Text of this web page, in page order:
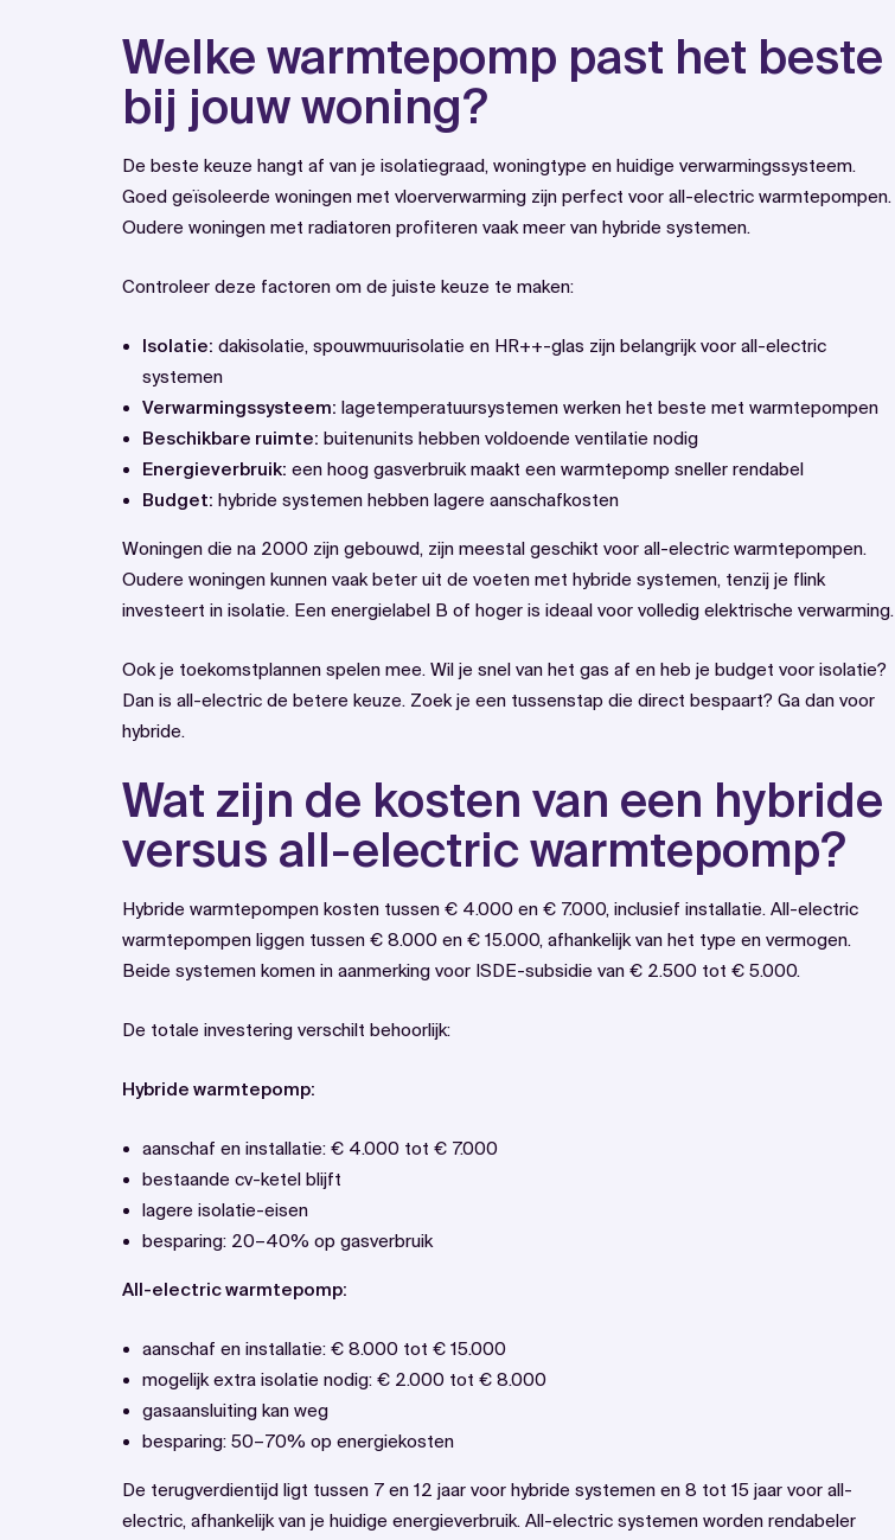
Welke warmtepomp past het beste
bij jouw woning?
De beste keuze hangt af van je isolatiegraad, woningtype en huidige verwarmingssysteem.
Goed geïsoleerde woningen met vloerverwarming zijn perfect voor all-electric warmtepompen.
Oudere woningen met radiatoren profiteren vaak meer van hybride systemen.
Controleer deze factoren om de juiste keuze te maken:
Isolatie: dakisolatie, spouwmuurisolatie en HR++-glas zijn belangrijk voor all-electric
systemen
Verwarmingssysteem: lagetemperatuursystemen werken het beste met warmtepompen
Beschikbare ruimte: buitenunits hebben voldoende ventilatie nodig
Energieverbruik: een hoog gasverbruik maakt een warmtepomp sneller rendabel
Budget: hybride systemen hebben lagere aanschafkosten
Woningen die na 2000 zijn gebouwd, zijn meestal geschikt voor all-electric warmtepompen.
Oudere woningen kunnen vaak beter uit de voeten met hybride systemen, tenzij je flink
investeert in isolatie. Een energielabel B of hoger is ideaal voor volledig elektrische verwarming.
Ook je toekomstplannen spelen mee. Wil je snel van het gas af en heb je budget voor isolatie?
Dan is all-electric de betere keuze. Zoek je een tussenstap die direct bespaart? Ga dan voor
hybride.
Wat zijn de kosten van een hybride
versus all-electric warmtepomp?
Hybride warmtepompen kosten tussen € 4.000 en € 7.000, inclusief installatie. All-electric
warmtepompen liggen tussen € 8.000 en € 15.000, afhankelijk van het type en vermogen.
Beide systemen komen in aanmerking voor ISDE-subsidie van € 2.500 tot € 5.000.
De totale investering verschilt behoorlijk:
Hybride warmtepomp:
aanschaf en installatie: € 4.000 tot € 7.000
bestaande cv-ketel blijft
lagere isolatie-eisen
besparing: 20–40% op gasverbruik
All-electric warmtepomp:
aanschaf en installatie: € 8.000 tot € 15.000
mogelijk extra isolatie nodig: € 2.000 tot € 8.000
gasaansluiting kan weg
besparing: 50–70% op energiekosten
De terugverdientijd ligt tussen 7 en 12 jaar voor hybride systemen en 8 tot 15 jaar voor all-
electric, afhankelijk van je huidige energieverbruik. All-electric systemen worden rendabeler